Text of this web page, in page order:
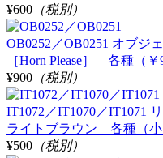
¥600 （税別）
OB0252／OB0251 オ
［Horn Please］ 各種（￥
¥900 （税別）
IT1072／IT1070／
ライトブラウン 各種（小
¥500 （税別）